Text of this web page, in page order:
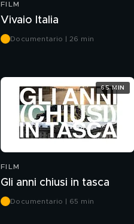
FILM
Vivaio Italia
Documentario | 26 min
FILM
Gli anni chiusi in tasca
Documentario | 65 min
65 MIN